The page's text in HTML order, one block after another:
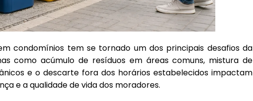
condomínios tem se tornado um dos principais desafios da
como acúmulo de resíduos em áreas comuns, mistura de
e o descarte fora dos horários estabelecidos impactam
e a qualidade de vida dos moradores.